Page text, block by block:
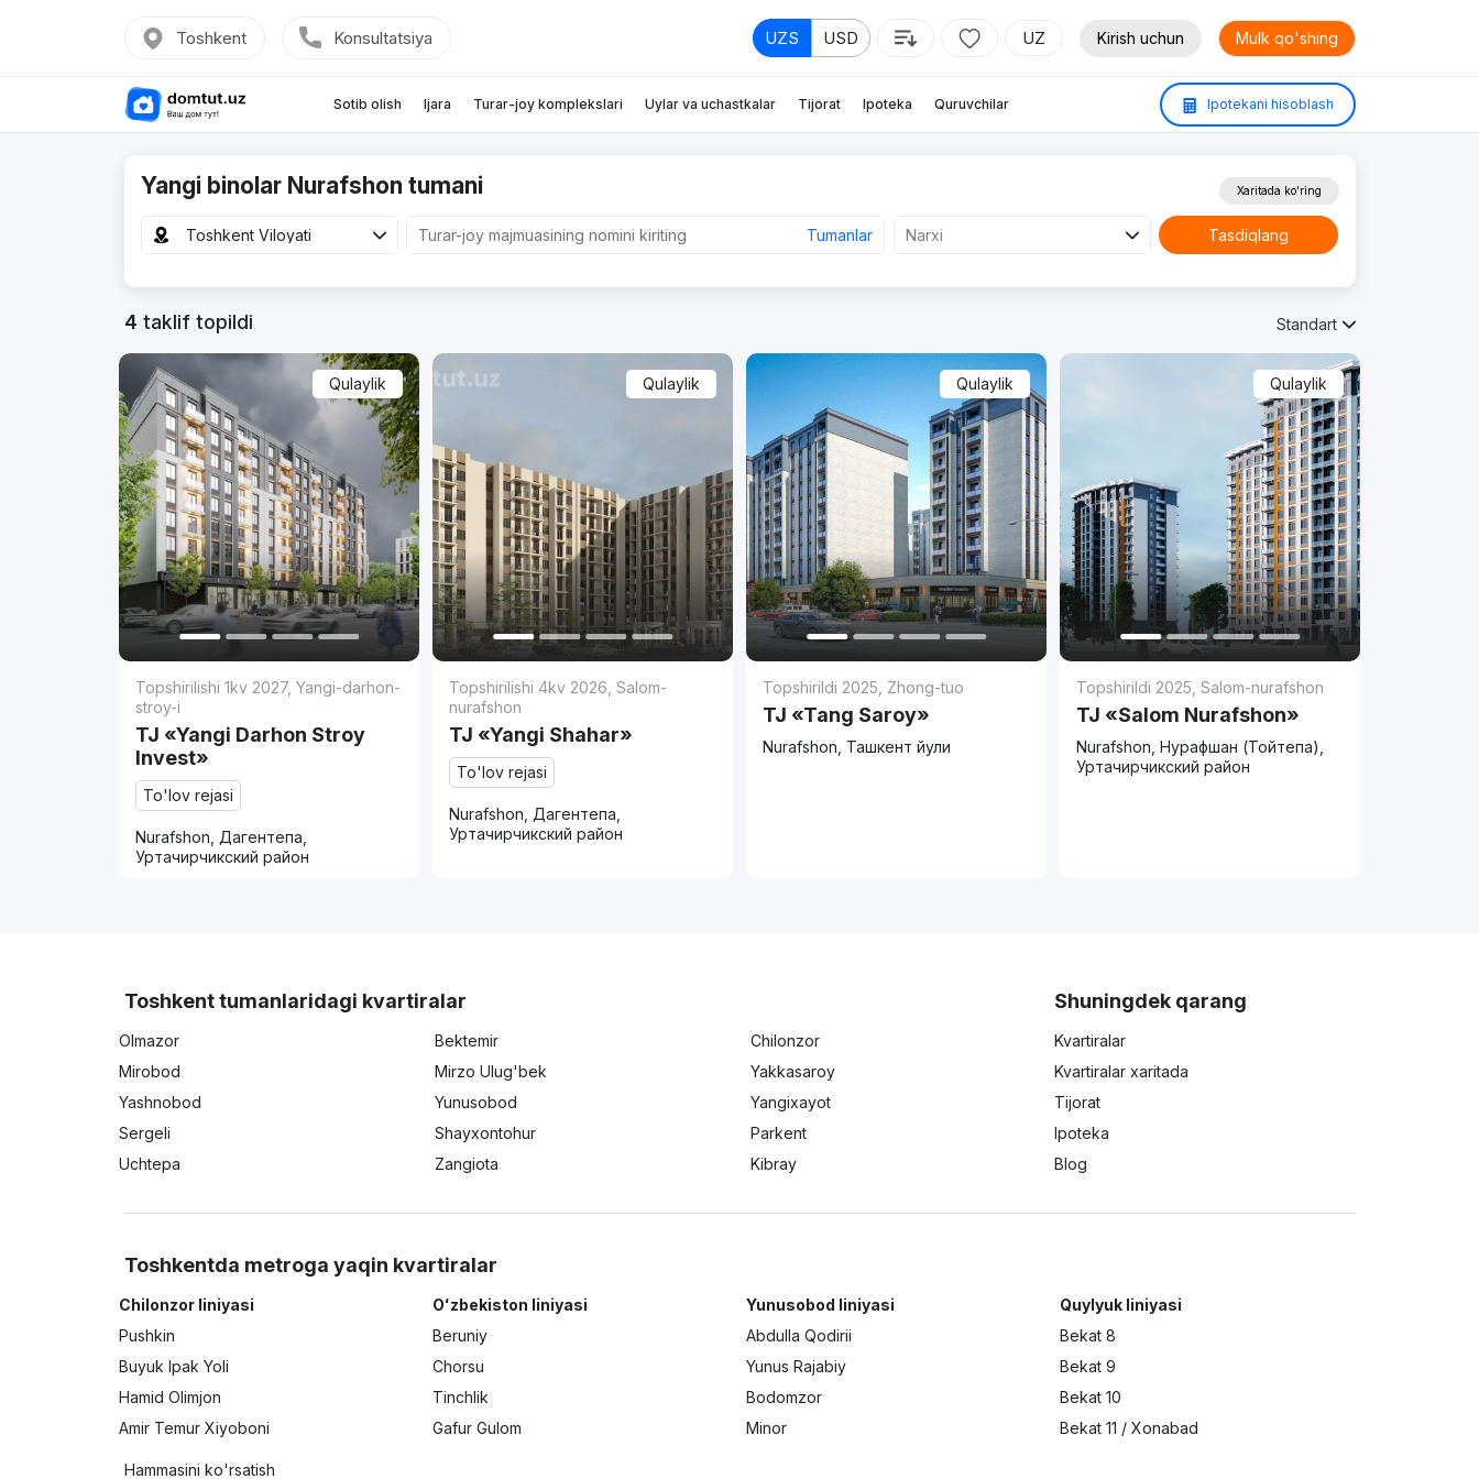
Toshkent Konsultatsiya UZS USD UZ Kirish uchun Mulk qo'shing
Sotib olish Ijara Turar-joy komplekslari Uylar va uchastkalar Tijorat Ipoteka Quruvchilar Ipotekani hisoblash
Yangi binolar Nurafshon tumani
Toshkent Viloyati Tumanlar Narxi
Xaritada ko'ring
Tasdiqlang
4 taklif topildi Standart
Qulaylik
Topshirilishi 1kv 2027,Yangi-darhon-
stroy-i
TJ «Yangi Darhon Stroy
Invest»
To'lov rejasi
Nurafshon, Дагентепа,
Уртачирчикский район
Qulaylik
Topshirilishi 4kv 2026 ,Salom-
nurafshon
TJ «Yangi Shahar»
To'lov rejasi
Nurafshon, Дагентепа,
Уртачирчикский район
Qulaylik
Topshirildi 2025 Zhong-tuo
TJ «Tang Saroy»
Nurafshon, Ташкент йули
Qulaylik
Topshirildi 2025 ,Salom-nurafshon
TJ «Salom Nurafshon»
Nurafshon, Нурафшан (Тойтепа),
Уртачирчикский район
Toshkent tumanlaridagi kvartiralar
Olmazor Bektemir
Chilonzor
Mirobod
Mirzo Ulug'bek
Yakkasaroy
Yashnobod
Yunusobod
Yangixayot
Sergeli
Shayxontohur
Parkent
Uchtepa
Zangiota Kibray
Shuningdek qarang
Kvartiralar
Kvartiralar xaritada
Tijorat
Ipoteka
Blog
Toshkentda metroga yaqin kvartiralar
Chilonzor liniyasi
Pushkin
Buyuk Ipak Yoli
Hamid Olimjon
Amir Temur Xiyoboni
Oʻzbekiston liniyasi
Beruniy
Chorsu
Tinchlik
Gafur Gulom
Yunusobod liniyasi
Abdulla Qodirii
Yunus Rajabiy
Bodomzor
Minor
Quylyuk liniyasi
Bekat 8
Bekat 9
Bekat 10
Bekat 11 / Xonabad
Hammasini ko'rsatish